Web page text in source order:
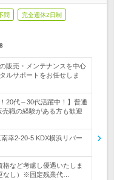
問 完全週休2日制
販売・メンテナンスを中心
ルサポートをお任せしま
20代～30代活躍中！】普通
職の経験がある方も歓迎
幸2-20-5 KDX横浜リバー
など考慮し優遇いたしま
なし）※固定残業代…